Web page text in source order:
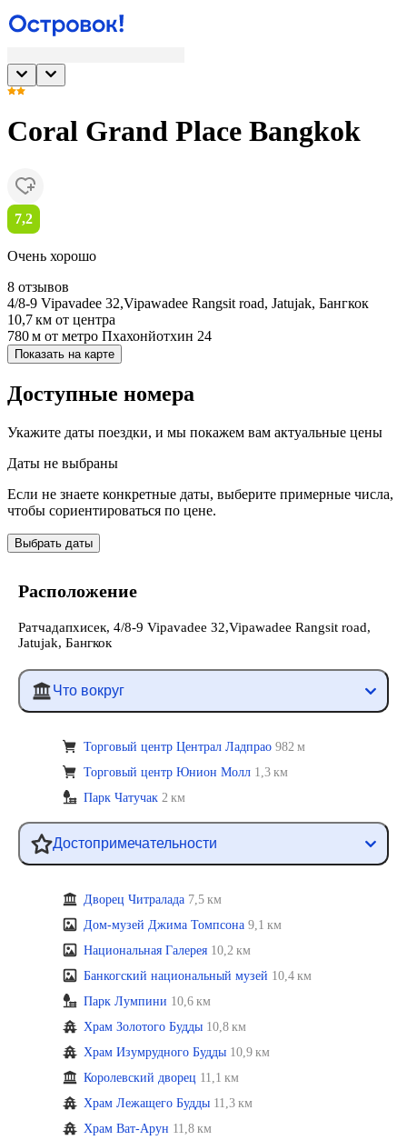
Coral Grand Place Bangkok
7,2
Очень хорошо
8 отзывов
4/8-9 Vipavadee 32,Vipawadee Rangsit road, Jatujak, Бангкок
10,7 км от центра
780 м от метро Пхахонйотхин 24
Показать на карте
Доступные номера
Укажите даты поездки, и мы покажем вам актуальные цены
Даты не выбраны
Если не знаете конкретные даты, выберите примерные числа,
чтобы сориентироваться по цене.
Выбрать даты
Расположение
Ратчадапхисек, 4/8-9 Vipavadee 32,Vipawadee Rangsit road,
Jatujak, Бангкок
Что вокруг
Торговый центр Централ Ладпрао 982 м
Торговый центр Юнион Молл 1,3 км
Парк Чатучак 2 км
Достопримечательности
Дворец Читралада 7,5 км
Дом-музей Джима Томпсона 9,1 км
Национальная Галерея 10,2 км
Банкогский национальный музей 10,4 км
Парк Лумпини 10,6 км
Храм Золотого Будды 10,8 км
Храм Изумрудного Будды 10,9 км
Королевский дворец 11,1 км
Храм Лежащего Будды 11,3 км
Храм Ват-Арун 11,8 км